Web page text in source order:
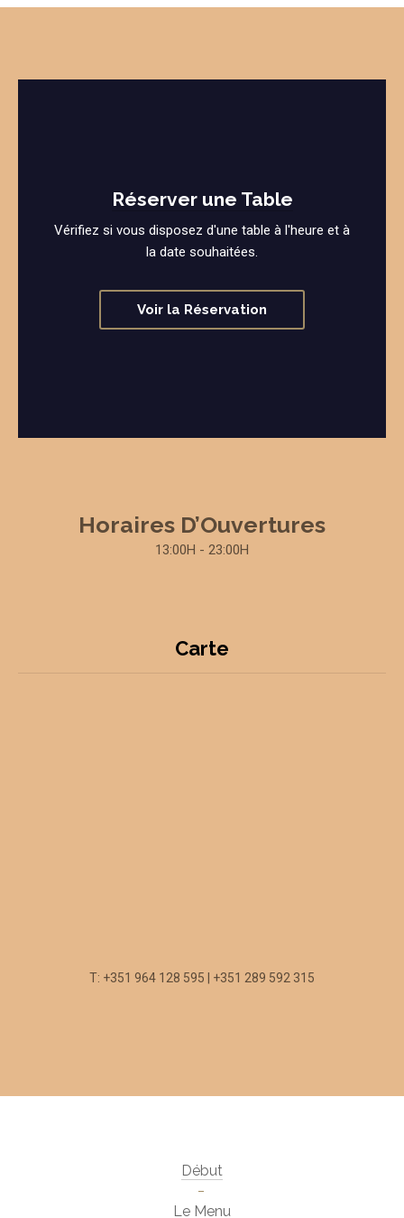
Réserver une Table
Vérifiez si vous disposez d'une table à l'heure et à
la date souhaitées.
Voir la Réservation
Horaires D’Ouvertures
13:00H - 23:00H
Carte
T: +351 964 128 595 | +351 289 592 315
Début
Le Menu